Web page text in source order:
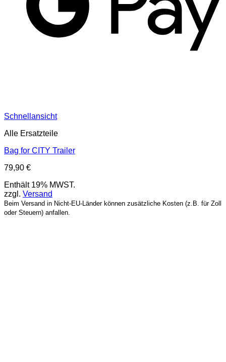
Schnellansicht
Alle Ersatzteile
Bag for CITY Trailer
79,90 €
Enthält 19% MWST.
zzgl. Versand
Beim Versand in Nicht-EU-Länder können zusätzliche Kosten (z.B. für Zoll
oder Steuern) anfallen.